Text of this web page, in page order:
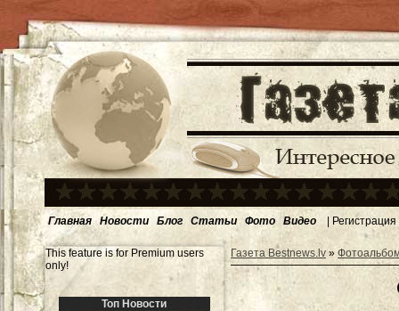
Главная Новости Блог Статьи Фото Видео | Регистрация
This feature is for Premium users
only!
Топ Новости
Газета Bestnews.lv»